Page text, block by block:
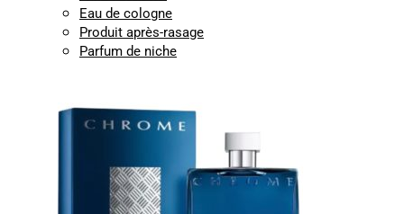
Eau de cologne
Produit après-rasage
Parfum de niche